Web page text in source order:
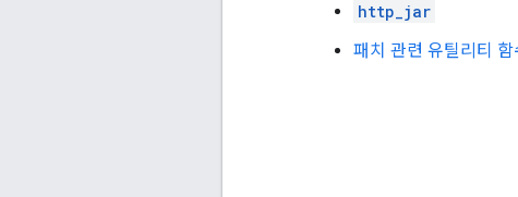
http_jar
패치 관련 유틸리티 함